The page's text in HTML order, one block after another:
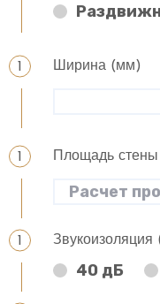
Ширина (мм)
Площадь
Звукоизоляция
40 дБ